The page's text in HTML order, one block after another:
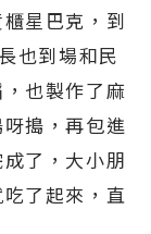
星巴克，到
也到場和民
也製作了麻
搗，再包進
了，大小朋
了起來，直